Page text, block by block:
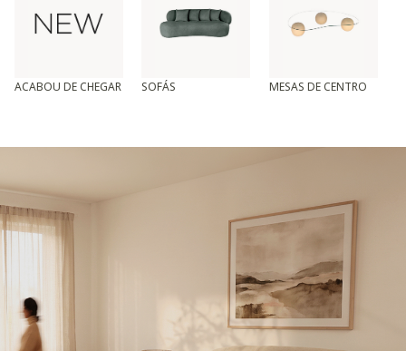
ACABOU DE CHEGAR SOFÁS MESAS DE CENTRO